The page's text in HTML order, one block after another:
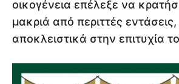
οικογένεια επέλεξε να
μακριά από περιττές
αποκλειστικά στην επιτυχία